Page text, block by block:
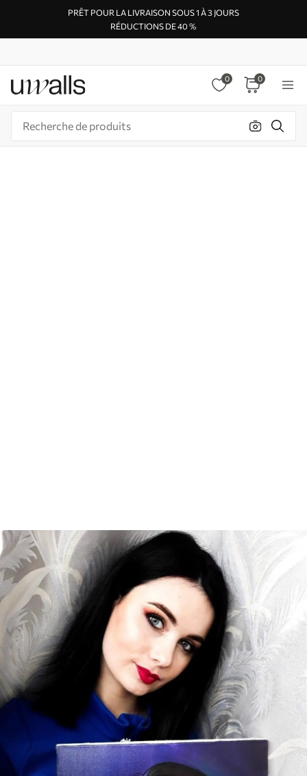
PRÊT POUR LA LIVRAISON SOUS 1 À 3 JOURS
RÉDUCTIONS DE 40 %
0 0